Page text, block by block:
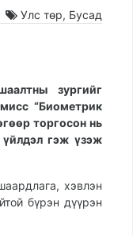
Улс төр, Бусад
зургийг
“Биометрик
торгосон нь
гэж үзэж
хэвлэн
бүрэн дүүрэн